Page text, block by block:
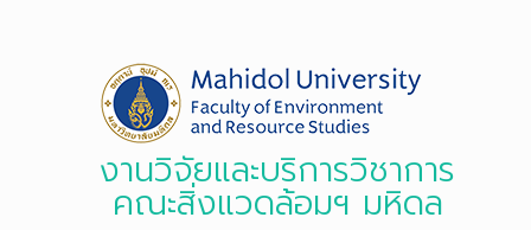
งานวิจัยและบริการวิชาการ
คณะสิ่งแวดล้อมฯ มหิดล